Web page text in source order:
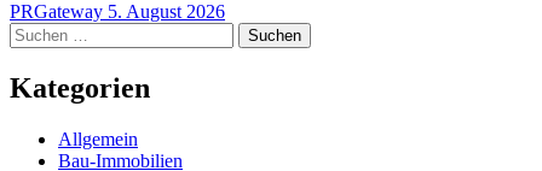
PRGateway 5. August 2026
Suchen
nach:
Kategorien
Allgemein
Bau-Immobilien